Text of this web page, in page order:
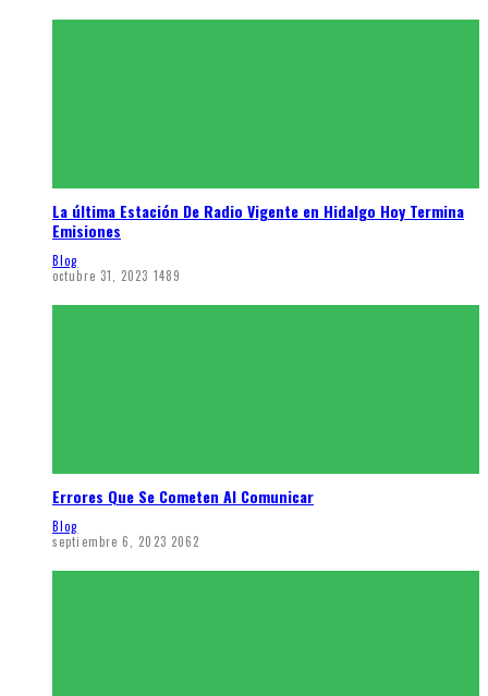
La última Estación De Radio Vigente en Hidalgo Hoy Termina
Emisiones
Blog
octubre 31, 2023 1489
Errores Que Se Cometen Al Comunicar
Blog
septiembre 6, 2023 2062